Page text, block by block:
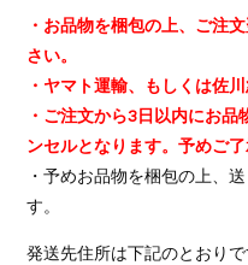
・お品物を梱包の上、ご注
さい。
・ヤマト運輸、もしくは佐
・ご注文から3日以内にお
ンセルとなります。予めご了
・予めお品物を梱包の上、
す。
発送先住所は下記のとおりで